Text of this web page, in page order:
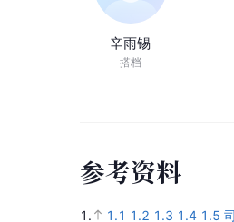
辛雨锡
搭档
参考资料
1. 1.1 1.2 1.3 1.4 1.5